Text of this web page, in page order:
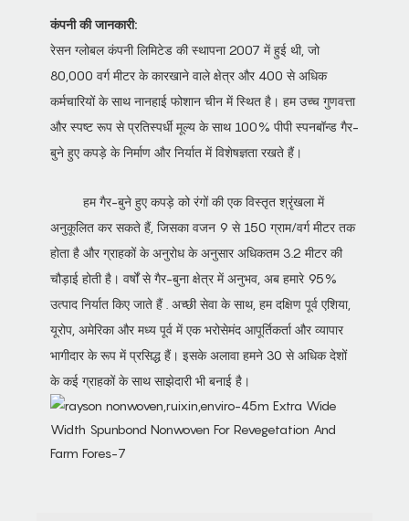
कंपनी की जानकारी:
रेसन ग्लोबल कंपनी लिमिटेड की स्थापना 2007 में हुई थी, जो
80,000 वर्ग मीटर के कारखाने वाले क्षेत्र और 400 से अधिक
कर्मचारियों के साथ नानहाई फोशान चीन में स्थित है। हम उच्च गुणवत्ता
और स्पष्ट रूप से प्रतिस्पर्धी मूल्य के साथ 100% पीपी स्पनबॉन्ड गैर-
बुने हुए कपड़े के निर्माण और निर्यात में विशेषज्ञता रखते हैं।
हम गैर-बुने हुए कपड़े को रंगों की एक विस्तृत श्रृंखला में
अनुकूलित कर सकते हैं, जिसका वजन 9 से 150 ग्राम/वर्ग मीटर तक
होता है और ग्राहकों के अनुरोध के अनुसार अधिकतम 3.2 मीटर की
चौड़ाई होती है। वर्षों से गैर-बुना क्षेत्र में अनुभव, अब हमारे 95%
उत्पाद निर्यात किए जाते हैं . अच्छी सेवा के साथ, हम दक्षिण पूर्व एशिया,
यूरोप, अमेरिका और मध्य पूर्व में एक भरोसेमंद आपूर्तिकर्ता और व्यापार
भागीदार के रूप में प्रसिद्ध हैं। इसके अलावा हमने 30 से अधिक देशों
के कई ग्राहकों के साथ साझेदारी भी बनाई है।